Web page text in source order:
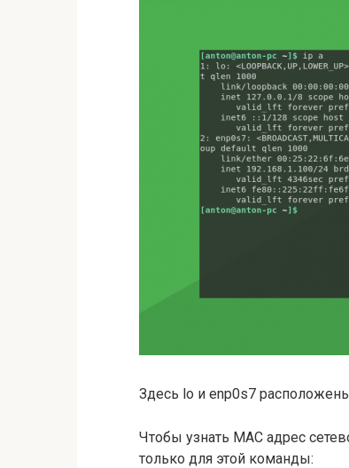
Здесь lo и enp0s7
Чтобы узнать MAC адрес
только для этой команды: